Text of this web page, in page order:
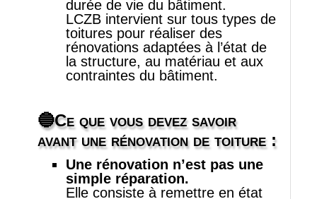
durée de vie du bâtiment.
LCZB intervient sur tous types de
toitures pour réaliser des
rénovations adaptées à l’état de
la structure, au matériau et aux
contraintes du bâtiment.
🔵Ce que vous devez savoir
avant une rénovation de toiture :
Une rénovation n’est pas une
simple réparation.
Elle consiste à remettre en état